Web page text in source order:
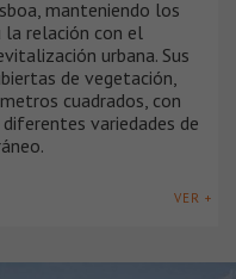
manteniendo los
la relación con el
urbana. Sus
de vegetación,
cuadrados, con
variedades de
VER +